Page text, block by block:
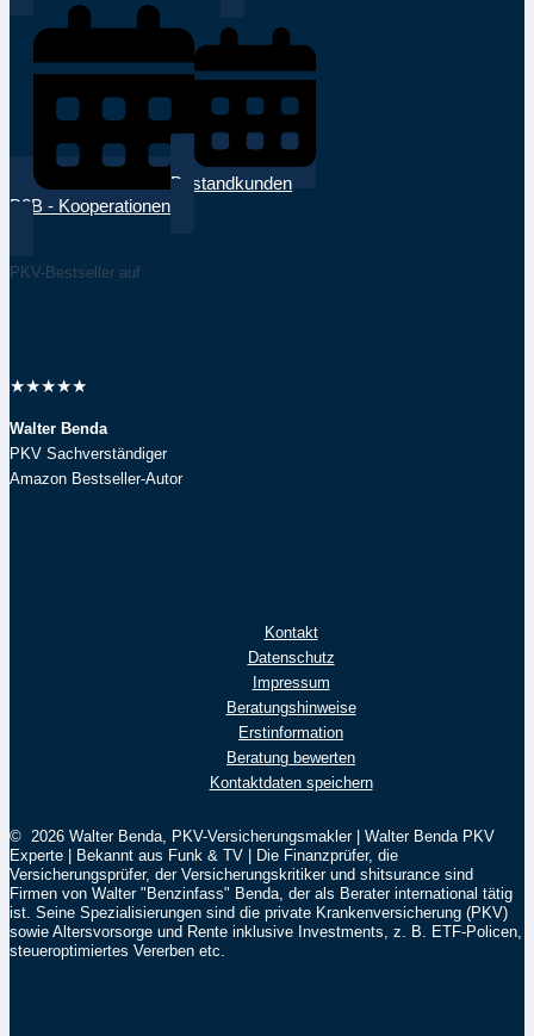
B2B - Kooperationen
Bestandkunden
PKV-Bestseller auf
★★★★★
Walter Benda
PKV Sachverständiger
Amazon Bestseller-Autor
Kontakt
Datenschutz
Impressum
Beratungshinweise
Erstinformation
Beratung bewerten
Kontaktdaten speichern
© 2026 Walter Benda, PKV-Versicherungsmakler | Walter Benda PKV
Experte | Bekannt aus Funk & TV | Die Finanzprüfer, die
Versicherungsprüfer, der Versicherungskritiker und shitsurance sind
Firmen von Walter "Benzinfass" Benda, der als Berater international tätig
ist. Seine Spezialisierungen sind die private Krankenversicherung (PKV)
sowie Altersvorsorge und Rente inklusive Investments, z. B. ETF-Policen,
steueroptimiertes Vererben etc.